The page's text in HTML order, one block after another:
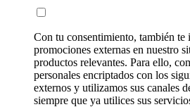
Con tu consentimiento, también te
promociones externas en nuestro
productos relevantes. Para ello,
personales encriptados con los
externos y utilizamos sus canales
siempre que ya utilices sus